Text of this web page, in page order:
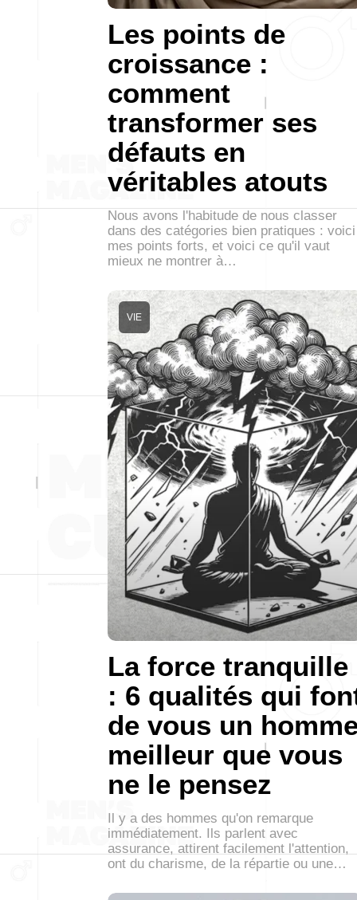
Les points de
croissance :
comment
transformer ses
défauts en
véritables atouts
Nous avons l'habitude de nous classer
dans des catégories bien pratiques : voici
mes points forts, et voici ce qu'il vaut
mieux ne montrer à…
La force tranquille
: 6 qualités qui
de vous un
meilleur que vous
ne le pensez
VIE
Il y a des hommes qu'on remarque
immédiatement. Ils parlent avec
assurance, attirent facilement l'attention,
ont du charisme, de la répartie ou une…